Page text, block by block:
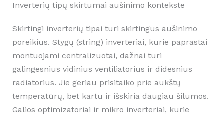
Inverterių tipų skirtumai aušinimo kontekste
Skirtingi inverterių tipai turi skirtingus aušinimo
poreikius. Stygų (string) inverteriai, kurie paprastai
montuojami centralizuotai, dažnai turi
galingesnius vidinius ventiliatorius ir didesnius
radiatorius. Jie geriau prisitaiko prie aukštų
temperatūrų, bet kartu ir išskiria daugiau šilumos.
Galios optimizatoriai ir mikro inverteriai, kurie